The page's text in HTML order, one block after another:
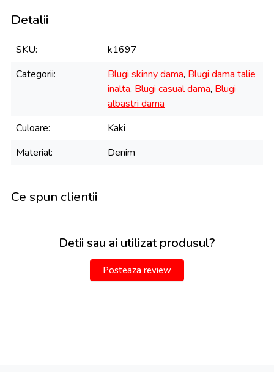
Detalii
SKU
k1697
Categorii
Blugi skinny dama, Blugi dama talie
inalta, Blugi casual dama, Blugi
albastri dama
Culoare
Kaki
Material
Denim
Ce spun clientii
Detii sau ai utilizat produsul?
Posteaza review